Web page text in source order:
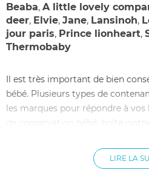
Beaba, A little lovely
deer, Elvie, Jane, Lansinoh,
jour paris, Prince lionheart,
Thermobaby
Il est très important de bien
bébé. Plusieurs types de
les marques pour répondre à
de conservation bébé, boîte
contenants qui permettent
LIRE LA